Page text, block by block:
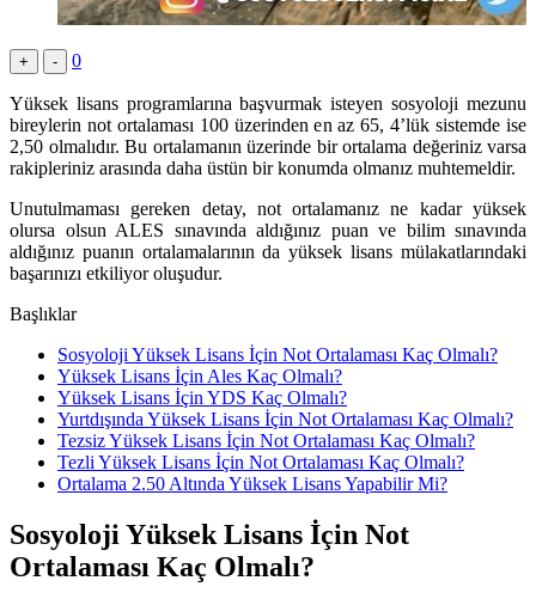
+ - 0
Yüksek lisans programlarına başvurmak isteyen sosyoloji mezunu
bireylerin not ortalaması 100 üzerinden en az 65, 4’lük sistemde ise
2,50 olmalıdır. Bu ortalamanın üzerinde bir ortalama değeriniz varsa
rakipleriniz arasında daha üstün bir konumda olmanız muhtemeldir.
Unutulmaması gereken detay, not ortalamanız ne kadar yüksek
olursa olsun ALES sınavında aldığınız puan ve bilim sınavında
aldığınız puanın ortalamalarının da yüksek lisans mülakatlarındaki
başarınızı etkiliyor oluşudur.
Başlıklar
Sosyoloji Yüksek Lisans İçin Not Ortalaması Kaç Olmalı?
Yüksek Lisans İçin Ales Kaç Olmalı?
Yüksek Lisans İçin YDS Kaç Olmalı?
Yurtdışında Yüksek Lisans İçin Not Ortalaması Kaç Olmalı?
Tezsiz Yüksek Lisans İçin Not Ortalaması Kaç Olmalı?
Tezli Yüksek Lisans İçin Not Ortalaması Kaç Olmalı?
Ortalama 2.50 Altında Yüksek Lisans Yapabilir Mi?
Sosyoloji Yüksek Lisans İçin Not
Ortalaması Kaç Olmalı?